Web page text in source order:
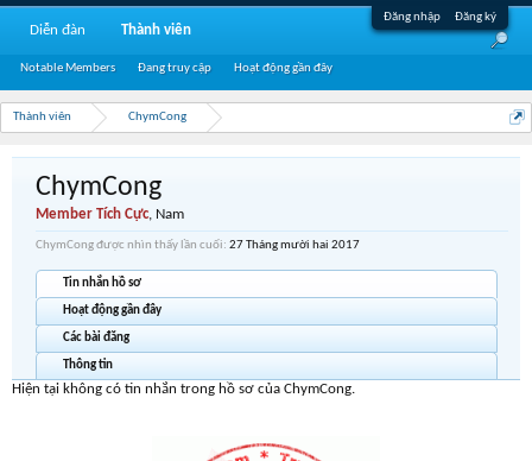
Đăng nhập Đăng ký
Thành viên ChymCong
ChymCong
Member Tích Cực, Nam
ChymCong được nhìn thấy lần cuối: 27 Tháng mười hai 2017
Tin nhắn hồ sơ
Hoạt động gần đây
Các bài đăng
Thông tin
Hiện tại không có tin nhắn trong hồ sơ của ChymCong.
Diễn đàn Thành viên
Notable Members Đang truy cập Hoạt động gần đây